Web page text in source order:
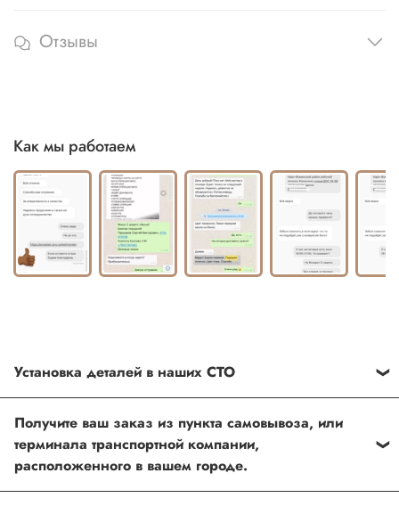
Отзывы
Как мы работаем
Установка деталей в наших СТО
можно установить в любом из наших установочных
центров по Москве
Получите ваш заказ из пункта самовывоза, или
терминала транспортной компании,
расположенного в вашем городе.